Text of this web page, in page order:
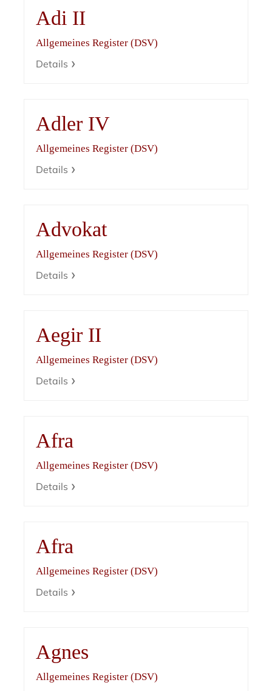
Adi II
Allgemeines Register (DSV)
Details
Adler IV
Allgemeines Register (DSV)
Details
Advokat
Allgemeines Register (DSV)
Details
Aegir II
Allgemeines Register (DSV)
Details
Afra
Allgemeines Register (DSV)
Details
Afra
Allgemeines Register (DSV)
Details
Agnes
Allgemeines Register (DSV)